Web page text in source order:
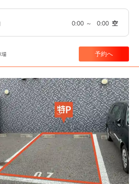
0:00 ～ 0:00 空
場 予約へ